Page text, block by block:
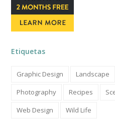
Etiquetas
Graphic Design Landscape
Photography
Recipes
Web Design
Wild Life